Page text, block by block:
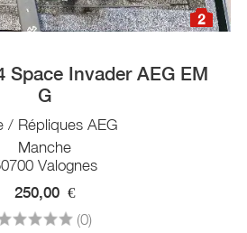
2
Space Invader AEG EM
G
/ Répliques AEG
Manche
Valognes
250,00 €
(0)